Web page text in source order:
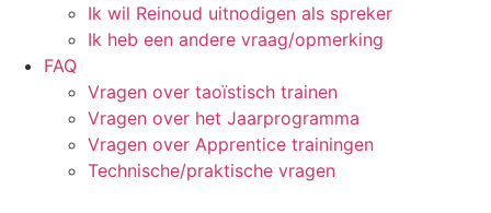
Ik wil Reinoud uitnodigen als spreker
Ik heb een andere vraag/opmerking
FAQ
Vragen over taoïstisch trainen
Vragen over het Jaarprogramma
Vragen over Apprentice trainingen
Technische/praktische vragen